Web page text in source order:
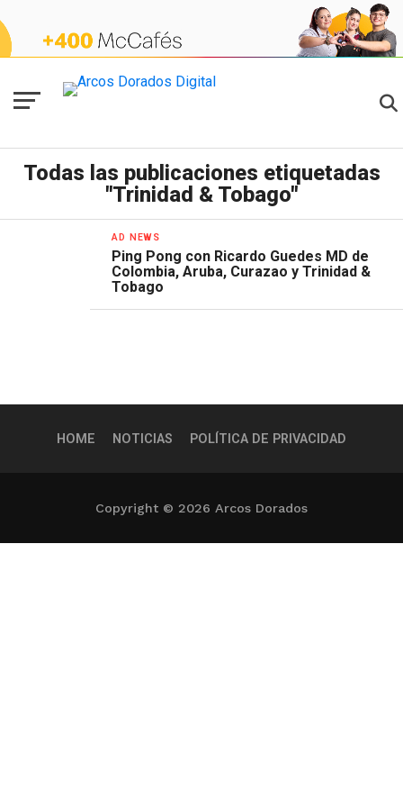
Todas las publicaciones etiquetadas
"Trinidad & Tobago"
AD NEWS
Ping Pong con Ricardo Guedes MD de
Colombia, Aruba, Curazao y Trinidad &
Tobago
HOME NOTICIAS POLÍTICA DE PRIVACIDAD
Copyright © 2026 Arcos Dorados